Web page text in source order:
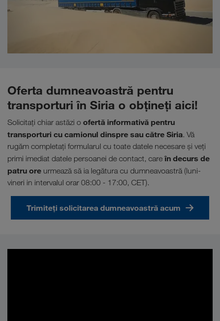
Oferta dumneavoastră pentru
transporturi în Siria o obţineţi aici!
Solicitaţi chiar astăzi o ofertă informativă pentru
transporturi cu camionul dinspre sau către Siria. Vă
rugăm completați formularul cu toate datele necesare și veți
primi imediat datele persoanei de contact, careîn decurs de
patru ore urmează să ia legătura cu dumneavoastră (luni-
vineri in intervalul orar 08:00 - 17:00, CET).
Trimiteți solicitarea dumneavoastră acum